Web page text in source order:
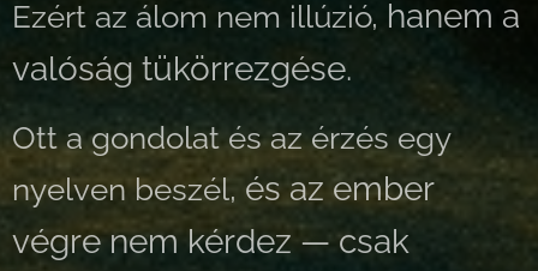
Ezért az álom nem illúzió, hanem a
valóság tükörrezgése.
Ott a gondolat és az érzés egy
nyelven beszél, és az ember
végre nem kérdez — csak